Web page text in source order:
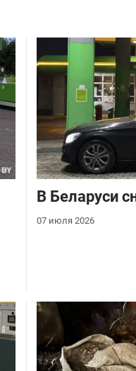
В Беларуси
07 июля 2026